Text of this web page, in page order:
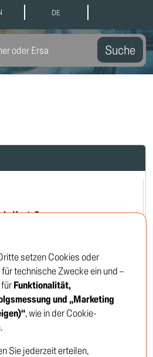
DE
Suche
Konto?
Haben Sie Ihr Passwort
setzen Cookies oder
technische Zwecke ein und –
Funktionalität,
und „Marketing
, wie in der Cookie-
Sie jederzeit erteilen,